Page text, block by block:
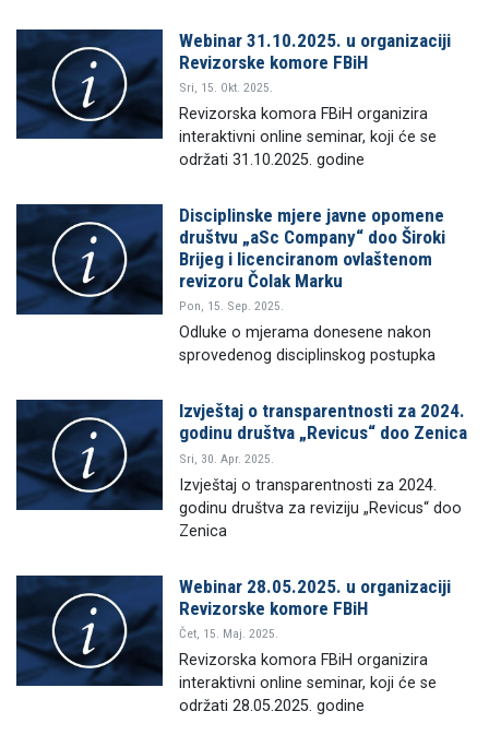
Webinar 31.10.2025. u organizaciji
Revizorske komore FBiH
Sri, 15. Okt. 2025.
Revizorska komora FBiH organizira
interaktivni online seminar, koji će se
održati 31.10.2025. godine
Disciplinske mjere javne opomene
društvu „aSc Company“ doo Široki
Brijeg i licenciranom ovlaštenom
revizoru Čolak Marku
Pon, 15. Sep. 2025.
Odluke o mjerama donesene nakon
sprovedenog disciplinskog postupka
Izvještaj o transparentnosti za 2024.
godinu društva „Revicus“ doo Zenica
Sri, 30. Apr. 2025.
Izvještaj o transparentnosti za 2024.
godinu društva za reviziju „Revicus“ doo
Zenica
Webinar 28.05.2025. u organizaciji
Revizorske komore FBiH
Čet, 15. Maj. 2025.
Revizorska komora FBiH organizira
interaktivni online seminar, koji će se
održati 28.05.2025. godine